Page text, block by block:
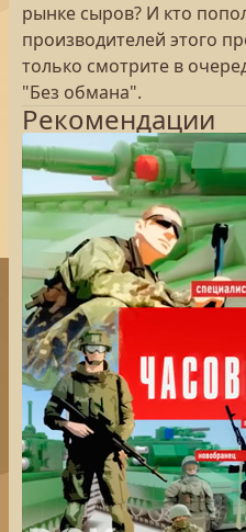
рынке сыров? И кто
производителей этого
только смотрите в
"Без обмана".
Рекомендации